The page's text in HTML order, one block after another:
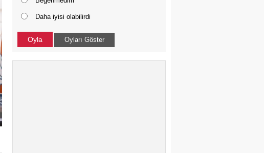
SİZİN ÇOÇUKLAR BU KEZ
BAŞARAMADI
Daha iyisi olabilirdi
Oyla Oyları Göster